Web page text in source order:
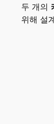
두 개의
위해 설